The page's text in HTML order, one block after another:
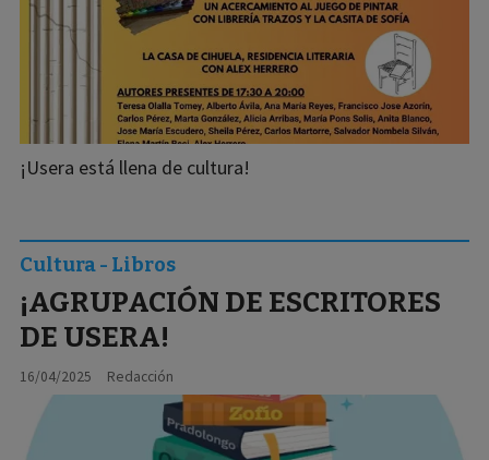
¡Usera está llena de cultura!
¡AGRUPACIÓN DE ESCRITORES
DE USERA!
Redacción
Cultura - Libros
16/04/2025